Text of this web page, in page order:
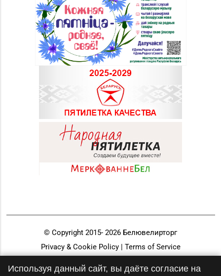
© Copyright 2015- 2026 Белювелирторг
Privacy & Cookie Policy | Terms of Service
Используя данный сайт, вы даёте согласие на